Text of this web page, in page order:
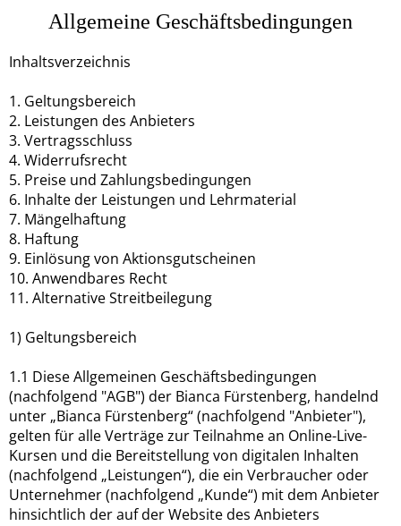
Allgemeine Geschäftsbedingungen
Inhaltsverzeichnis
1. Geltungsbereich
2. Leistungen des Anbieters
3. Vertragsschluss
4. Widerrufsrecht
5. Preise und Zahlungsbedingungen
6. Inhalte der Leistungen und Lehrmaterial
7. Mängelhaftung
8. Haftung
9. Einlösung von Aktionsgutscheinen
10. Anwendbares Recht
11. Alternative Streitbeilegung
1) Geltungsbereich
1.1 Diese Allgemeinen Geschäftsbedingungen
(nachfolgend "AGB") der Bianca Fürstenberg, handelnd
unter „Bianca Fürstenberg“ (nachfolgend "Anbieter"),
gelten für alle Verträge zur Teilnahme an Online-Live-
Kursen und die Bereitstellung von digitalen Inhalten
(nachfolgend „Leistungen“), die ein Verbraucher oder
Unternehmer (nachfolgend „Kunde“) mit dem Anbieter
hinsichtlich der auf der Website des Anbieters